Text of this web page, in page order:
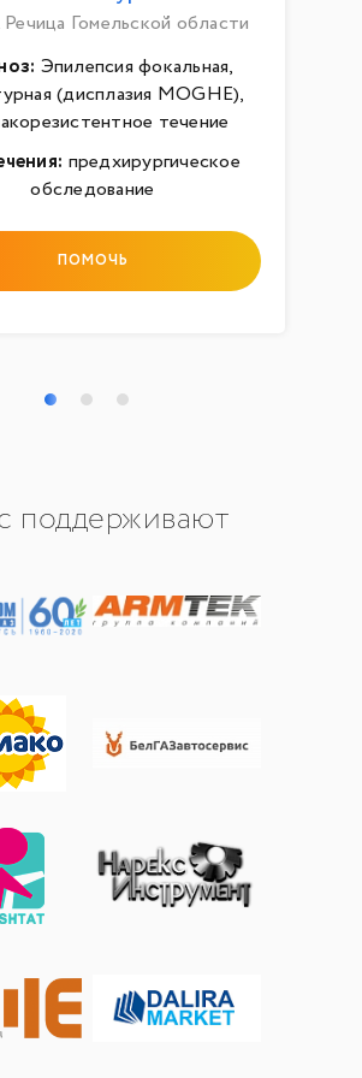
Речица Гомельской области
Эпилепсия фокальная,
(дисплазия MOGHE),
течение
предхирургическое
обследование
ПОМОЧЬ
поддерживают